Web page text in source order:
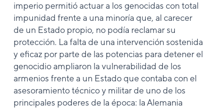
imperio permitió actuar a los genocidas con total
impunidad frente a una minoría que, al carecer
de un Estado propio, no podía reclamar su
protección. La falta de una intervención sostenida
y eficaz por parte de las potencias para detener el
genocidio ampliaron la vulnerabilidad de los
armenios frente a un Estado que contaba con el
asesoramiento técnico y militar de uno de los
principales poderes de la época: la Alemania